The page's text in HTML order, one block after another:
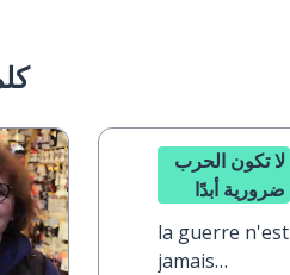
لا تكون الحرب
ضرورية أبدًا
la guerre n'est
jamais